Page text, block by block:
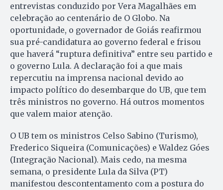
entrevistas conduzido por Vera Magalhães em
celebração ao centenário de O Globo. Na
oportunidade, o governador de Goiás reafirmou
sua pré-candidatura ao governo federal e frisou
que haverá “ruptura definitiva” entre seu partido e
o governo Lula. A declaração foi a que mais
repercutiu na imprensa nacional devido ao
impacto político do desembarque do UB, que tem
três ministros no governo. Há outros momentos
que valem maior atenção.
O UB tem os ministros Celso Sabino (Turismo),
Frederico Siqueira (Comunicações) e Waldez Góes
(Integração Nacional). Mais cedo, na mesma
semana, o presidente Lula da Silva (PT)
manifestou descontentamento com a postura do